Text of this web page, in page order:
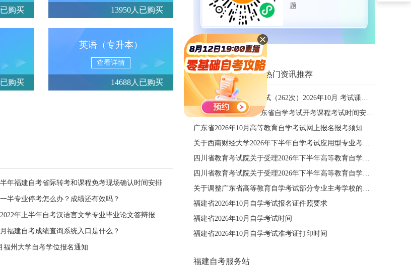
购买 13950人已购买
购买
英语（专升本）
查看详情
14688人已购买
年福建自考省际转考和课程免考现场确认时间安排
半专业停考怎么办？成绩还有效吗？
福建调整2022年上半年自考汉语言文学专业毕业论文答辩报名时间的通告
福建自考成绩查询系统入口是什么？
福州大学自考学位报名通知
题
相关资讯推荐 热门资讯推荐
四川省高等教育自学考试（262次）2026年10月 考试课程简表
关于公布2027年1月广东省自学考试开考课程考试时间安排和使用教材的通知
广东省2026年10月高等教育自学考试网上报名报考须知
关于西南财经大学2026年下半年自学考试应用型专业考籍更改办理的通知
四川省教育考试院关于受理2026年下半年高等教育自学考试省际转考申请的通告
四川省教育考试院关于受理2026年下半年高等教育自学考试考籍更改申请的通告
关于调整广东省高等教育自学考试部分专业主考学校的通知
福建省2026年10月自学考试报名证件照要求
福建省2026年10月自学考试时间
福建省2026年10月自学考试准考证打印时间
福建自考服务站